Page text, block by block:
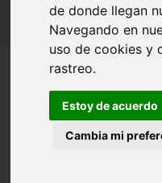
de donde llegan
Navegando en
uso de cookies y
rastreo.
Estoy de acuerdo
Cambia mi